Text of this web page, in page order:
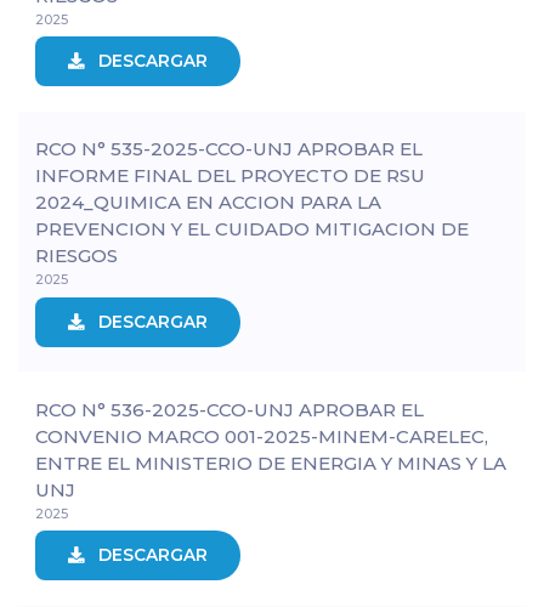
2025
DESCARGAR
RCO N° 535-2025-CCO-UNJ APROBAR EL
INFORME FINAL DEL PROYECTO DE RSU
2024_QUIMICA EN ACCION PARA LA
PREVENCION Y EL CUIDADO MITIGACION DE
RIESGOS
2025
DESCARGAR
RCO N° 536-2025-CCO-UNJ APROBAR EL
CONVENIO MARCO 001-2025-MINEM-CARELEC,
ENTRE EL MINISTERIO DE ENERGIA Y MINAS Y LA
UNJ
2025
DESCARGAR